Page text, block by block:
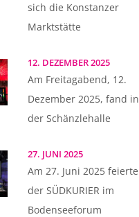
sich die Konstanzer
Marktstätte
12. DEZEMBER 2025
Am Freitagabend, 12.
Dezember 2025, fand in
der Schänzlehalle
27. JUNI 2025
Am 27. Juni 2025 feierte
der SÜDKURIER im
Bodenseeforum